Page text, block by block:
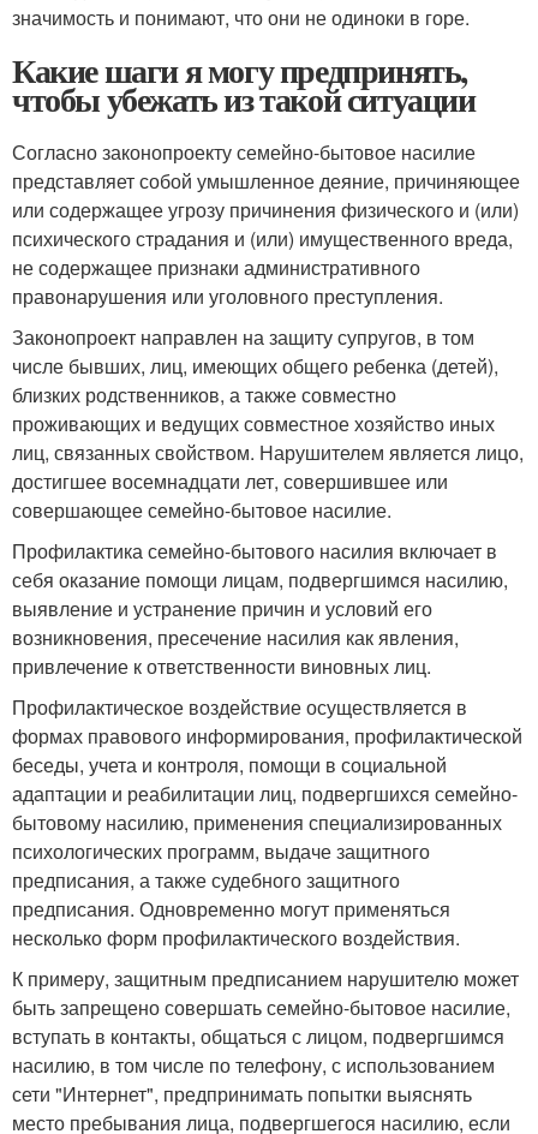
значимость и понимают, что они не одиноки в горе.
Какие шаги я могу предпринять,
чтобы убежать из такой ситуации
Согласно законопроекту семейно-бытовое насилие
представляет собой умышленное деяние, причиняющее
или содержащее угрозу причинения физического и (или)
психического страдания и (или) имущественного вреда,
не содержащее признаки административного
правонарушения или уголовного преступления.
Законопроект направлен на защиту супругов, в том
числе бывших, лиц, имеющих общего ребенка (детей),
близких родственников, а также совместно
проживающих и ведущих совместное хозяйство иных
лиц, связанных свойством. Нарушителем является лицо,
достигшее восемнадцати лет, совершившее или
совершающее семейно-бытовое насилие.
Профилактика семейно-бытового насилия включает в
себя оказание помощи лицам, подвергшимся насилию,
выявление и устранение причин и условий его
возникновения, пресечение насилия как явления,
привлечение к ответственности виновных лиц.
Профилактическое воздействие осуществляется в
формах правового информирования, профилактической
беседы, учета и контроля, помощи в социальной
адаптации и реабилитации лиц, подвергшихся семейно-
бытовому насилию, применения специализированных
психологических программ, выдаче защитного
предписания, а также судебного защитного
предписания. Одновременно могут применяться
несколько форм профилактического воздействия.
К примеру, защитным предписанием нарушителю может
быть запрещено совершать семейно-бытовое насилие,
вступать в контакты, общаться с лицом, подвергшимся
насилию, в том числе по телефону, с использованием
сети "Интернет", предпринимать попытки выяснять
место пребывания лица, подвергшегося насилию, если